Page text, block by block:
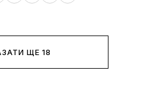
ЩЕ 18